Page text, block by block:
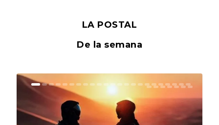
LA POSTAL
De la semana